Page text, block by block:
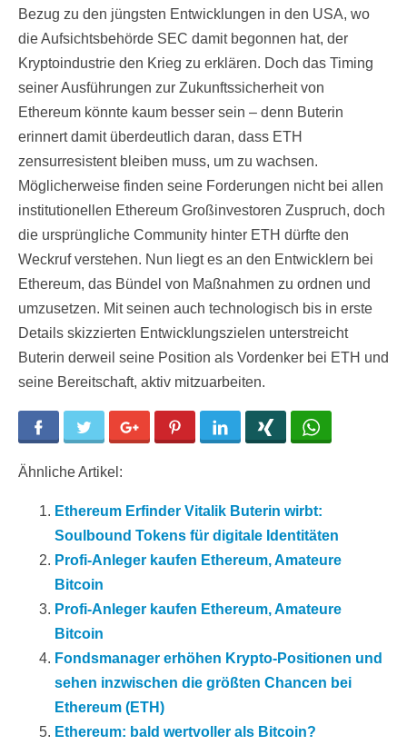
Bezug zu den jüngsten Entwicklungen in den USA, wo
die Aufsichtsbehörde SEC damit begonnen hat, der
Kryptoindustrie den Krieg zu erklären. Doch das Timing
seiner Ausführungen zur Zukunftssicherheit von
Ethereum könnte kaum besser sein – denn Buterin
erinnert damit überdeutlich daran, dass ETH
zensurresistent bleiben muss, um zu wachsen.
Möglicherweise finden seine Forderungen nicht bei allen
institutionellen Ethereum Großinvestoren Zuspruch, doch
die ursprüngliche Community hinter ETH dürfte den
Weckruf verstehen. Nun liegt es an den Entwicklern bei
Ethereum, das Bündel von Maßnahmen zu ordnen und
umzusetzen. Mit seinen auch technologisch bis in erste
Details skizzierten Entwicklungszielen unterstreicht
Buterin derweil seine Position als Vordenker bei ETH und
seine Bereitschaft, aktiv mitzuarbeiten.
Facebook Twitter Google+ Pinterest LinkedIn
Ähnliche Artikel:
Ethereum Erfinder Vitalik Buterin wirbt:
Soulbound Tokens für digitale Identitäten
Profi-Anleger kaufen Ethereum, Amateure
Bitcoin
Profi-Anleger kaufen Ethereum, Amateure
Bitcoin
Fondsmanager erhöhen Krypto-Positionen und
sehen inzwischen die größten Chancen bei
Ethereum (ETH)
Ethereum: bald wertvoller als Bitcoin?